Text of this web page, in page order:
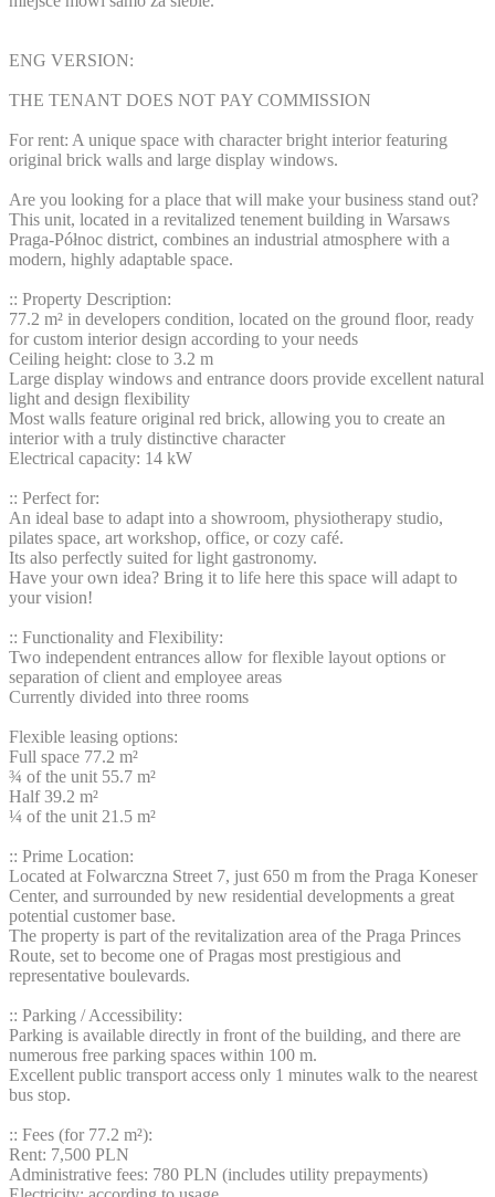
ENG VERSION:
THE TENANT DOES NOT PAY COMMISSION
For rent: A unique space with character bright interior featuring
original brick walls and large display windows.
Are you looking for a place that will make your business stand out?
This unit, located in a revitalized tenement building in Warsaws
Praga-Północ district, combines an industrial atmosphere with a
modern, highly adaptable space.
:: Property Description:
77.2 m² in developers condition, located on the ground floor, ready
for custom interior design according to your needs
Ceiling height: close to 3.2 m
Large display windows and entrance doors provide excellent natural
light and design flexibility
Most walls feature original red brick, allowing you to create an
interior with a truly distinctive character
Electrical capacity: 14 kW
:: Perfect for:
An ideal base to adapt into a showroom, physiotherapy studio,
pilates space, art workshop, office, or cozy café.
Its also perfectly suited for light gastronomy.
Have your own idea? Bring it to life here this space will adapt to
your vision!
:: Functionality and Flexibility:
Two independent entrances allow for flexible layout options or
separation of client and employee areas
Currently divided into three rooms
Flexible leasing options:
Full space 77.2 m²
¾ of the unit 55.7 m²
Half 39.2 m²
¼ of the unit 21.5 m²
:: Prime Location:
Located at Folwarczna Street 7, just 650 m from the Praga Koneser
Center, and surrounded by new residential developments a great
potential customer base.
The property is part of the revitalization area of the Praga Princes
Route, set to become one of Pragas most prestigious and
representative boulevards.
:: Parking / Accessibility:
Parking is available directly in front of the building, and there are
numerous free parking spaces within 100 m.
Excellent public transport access only 1 minutes walk to the nearest
bus stop.
:: Fees (for 77.2 m²):
Rent: 7,500 PLN
Administrative fees: 780 PLN (includes utility prepayments)